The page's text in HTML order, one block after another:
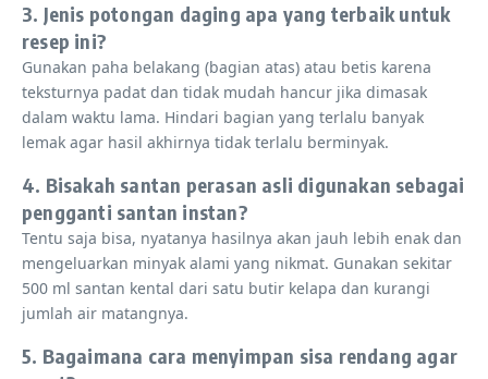
3. Jenis potongan daging apa yang terbaik untuk
resep ini?
Gunakan paha belakang (bagian atas) atau betis karena
teksturnya padat dan tidak mudah hancur jika dimasak
dalam waktu lama. Hindari bagian yang terlalu banyak
lemak agar hasil akhirnya tidak terlalu berminyak.
4. Bisakah santan perasan asli digunakan sebagai
pengganti santan instan?
Tentu saja bisa, nyatanya hasilnya akan jauh lebih enak dan
mengeluarkan minyak alami yang nikmat. Gunakan sekitar
500 ml santan kental dari satu butir kelapa dan kurangi
jumlah air matangnya.
5. Bagaimana cara menyimpan sisa rendang agar